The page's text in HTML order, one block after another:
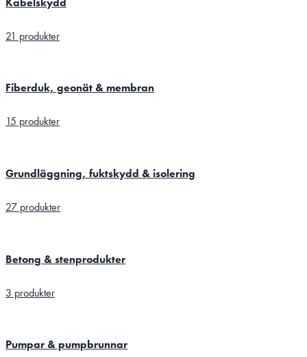
21 produkter
Fiberduk, geonät & membran
15 produkter
Grundläggning, fuktskydd & isolering
27 produkter
Betong & stenprodukter
3 produkter
Pumpar & pumpbrunnar